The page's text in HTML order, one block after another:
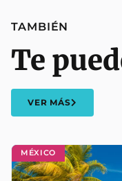
MÉXICO
TAMBIÉN
Te
VER MÁS